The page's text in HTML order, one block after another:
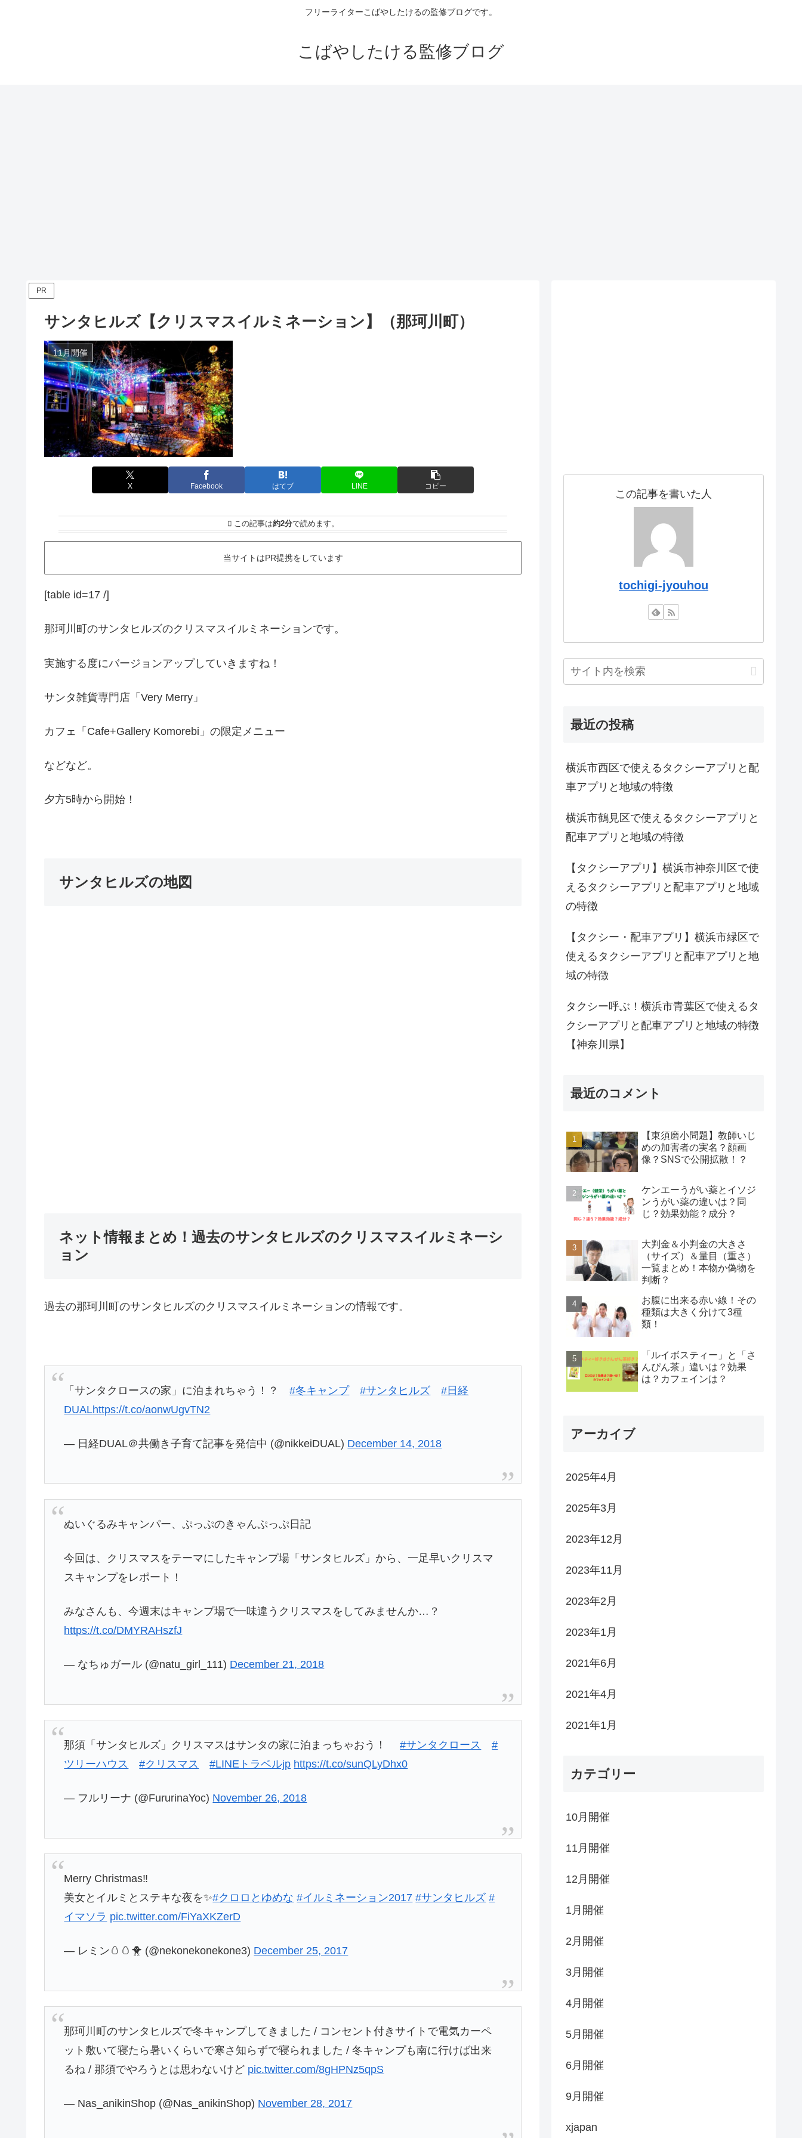
フリーライターこばやしたけるの監修ブログです。
こばやしたける監修ブログ
PR
サンタヒルズ【クリスマスイルミネーション】（那珂川町）
11月開催
X Facebook はてブ LINE コピー
この記事は約2分で読めます。
当サイトはPR提携をしています
[table id=17 /]
那珂川町のサンタヒルズのクリスマスイルミネーションです。
実施する度にバージョンアップしていきますね！
サンタ雑貨専門店「Very Merry」
カフェ「Cafe+Gallery Komorebi」の限定メニュー
などなど。
夕方5時から開始！
サンタヒルズの地図
ネット情報まとめ！過去のサンタヒルズのクリスマスイルミネーシ
ョン
過去の那珂川町のサンタヒルズのクリスマスイルミネーションの情報です。
「サンタクロースの家」に泊まれちゃう！？#冬キャンプ #サンタヒルズ
#日経
DUALhttps://t.co/aonwUgvTN2
— 日経DUAL＠共働き子育て記事を発信中 (@nikkeiDUAL) December 14, 2018
ぬいぐるみキャンパー、ぷっぷのきゃんぷっぷ日記
今回は、クリスマスをテーマにしたキャンプ場「サンタヒルズ」から、一足早いクリスマ
スキャンプをレポート！
みなさんも、今週末はキャンプ場で一味違うクリスマスをしてみませんか…？
https://t.co/DMYRAHszfJ
— なちゅガール (@natu_girl_111) December 21, 2018
那須「サンタヒルズ」クリスマスはサンタの家に泊まっちゃおう！#サンタクロース
#
ツリーハウス
#クリスマス #LINEトラベルjp https://t.co/sunQLyDhx0
— フルリーナ (@FururinaYoc) November 26, 2018
Merry Christmas‼
美女とイルミとステキな夜を✨#クロロとゆめな #イルミネーション2017 #サンタヒルズ #
イマソラ pic.twitter.com/FiYaXKZerD
— レミン🥚🥚🐥 (@nekonekonekone3) December 25, 2017
那珂川町のサンタヒルズで冬キャンプしてきました / コンセント付きサイトで電気カーペ
ット敷いて寝たら暑いくらいで寒さ知らずで寝られました / 冬キャンプも南に行けば出来
るね / 那須でやろうとは思わないけど pic.twitter.com/8gHPNz5qpS
— Nas_anikinShop (@Nas_anikinShop) November 28, 2017
この記事を書いた人
tochigi-jyouhou
最近の投稿
横浜市西区で使えるタクシーアプリと配
車アプリと地域の特徴
横浜市鶴見区で使えるタクシーアプリと
配車アプリと地域の特徴
【タクシーアプリ】横浜市神奈川区で使
えるタクシーアプリと配車アプリと地域
の特徴
【タクシー・配車アプリ】横浜市緑区で
使えるタクシーアプリと配車アプリと地
域の特徴
タクシー呼ぶ！横浜市青葉区で使えるタ
クシーアプリと配車アプリと地域の特徴
【神奈川県】
最近のコメント
【東須磨小問題】教師いじ
めの加害者の実名？顔画
像？SNSで公開拡散！？
ケンエーうがい薬とイソジ
ンうがい薬の違いは？同
じ？効果効能？成分？
大判金＆小判金の大きさ
（サイズ）＆量目（重さ）
一覧まとめ！本物か偽物を
判断？
お腹に出来る赤い線！その
種類は大きく分けて3種
類！
「ルイボスティー」と「さ
んぴん茶」違いは？効果
は？カフェインは？
アーカイブ
2025年4月
2025年3月
2023年12月
2023年11月
2023年2月
2023年1月
2021年6月
2021年4月
2021年1月
カテゴリー
10月開催
11月開催
12月開催
1月開催
2月開催
3月開催
4月開催
5月開催
6月開催
9月開催
xjapan